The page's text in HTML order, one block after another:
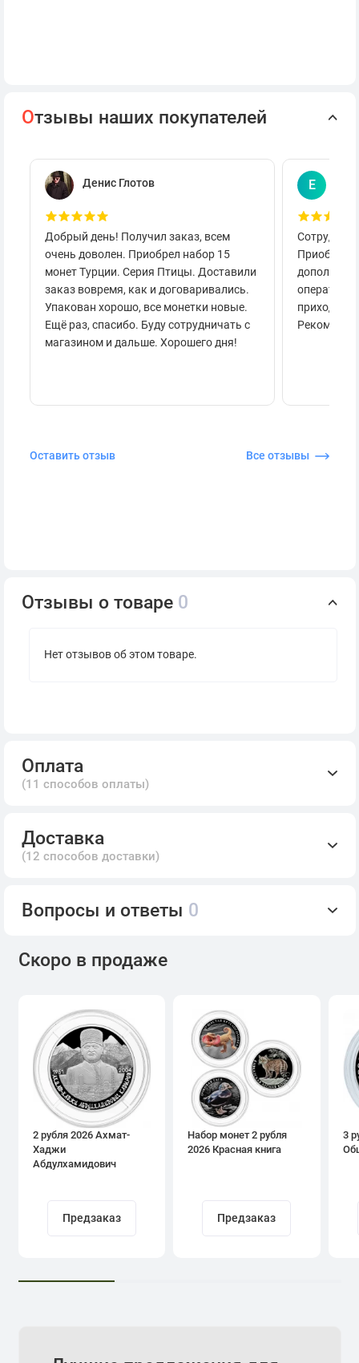
Отзывы наших покупателей
Денис Глотов
Добрый день! Получил заказ, всем
очень доволен. Приобрел набор 15
монет Турции. Серия Птицы. Доставили
заказ вовремя, как и договаривались.
Упакован хорошо, все монетки новые.
Ещё раз, спасибо. Буду сотрудничать с
магазином и дальше. Хорошего дня!
Е
приходило
Оставить отзыв Все отзывы
Отзывы о товаре 0
Нет отзывов об этом товаре.
Оплата
(11 способов оплаты)
Доставка
(12 способов доставки)
Вопросы и ответы 0
Скоро в продаже
2 рубля 2026 Ахмат-
Хаджи
Абдулхамидович
Предзаказ
Набор монет 2 рубля
2026 Красная книга
Предзаказ
3